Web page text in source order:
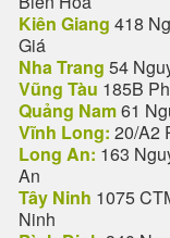
Kiên Giang 418
Giá
Nha Trang 54
Vũng Tàu 185B
Quảng Nam61
Vĩnh Long: 20/A2
Long An: 163
An
Tây Ninh 1075
Ninh